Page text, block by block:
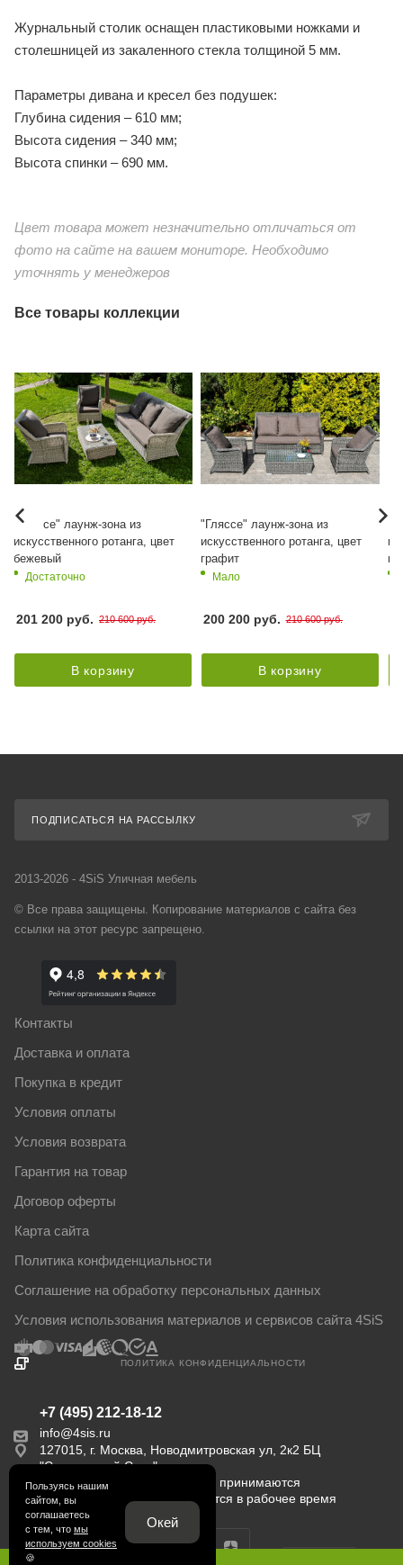
Журнальный столик оснащен пластиковыми ножками и
столешницей из закаленного стекла толщиной 5 мм.
Параметры дивана и кресел без подушек:
Глубина сидения – 610 мм;
Высота сидения – 340 мм;
Высота спинки – 690 мм.
Цвет товара может незначительно отличаться от
фото на сайте на вашем мониторе. Необходимо
уточнять у менеджеров
Все товары коллекции
"Гляссе" лаунж-зона из
искусственного ротанга, цвет
бежевый
Достаточно
201 200 руб. 210 600 руб.
В корзину
"Гляссе" лаунж-зона из
искусственного ротанга, цвет
графит
Мало
200 200 руб. 210 600 руб.
В корзину
ПОДПИСАТЬСЯ НА РАССЫЛКУ
2013-2026 - 4SiS Уличная мебель
© Все права защищены. Копирование материалов с сайта без
ссылки на этот ресурс запрещено.
Контакты
Доставка и оплата
Покупка в кредит
Условия оплаты
Условия возврата
Гарантия на товар
Договор оферты
Карта сайта
Политика конфиденциальности
Соглашение на обработку персональных данных
Условия использования материалов и сервисов сайта 4SiS
ПОЛИТИКА КОНФИДЕНЦИАЛЬНОСТИ
+7 (495) 212-18-12
info@4sis.ru
127015, г. Москва, Новодмитровская ул, 2к2 БЦ
"Савеловский Сити".
Пн-Пт с 9:00 до 18:00. Заказы принимаются
круглосуточно. Обрабатываются в рабочее время
Пользуясь нашим
сайтом, вы
соглашаетесь
с тем, что мы
используем cookies
🍪
Окей